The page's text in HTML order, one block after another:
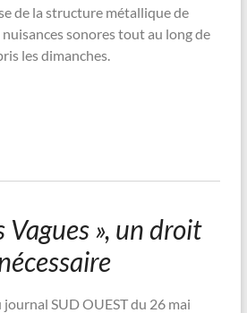
de la structure métallique de
nuisances sonores tout au long de
les dimanches.
Vagues », un droit
SUD OUEST du 26 mai